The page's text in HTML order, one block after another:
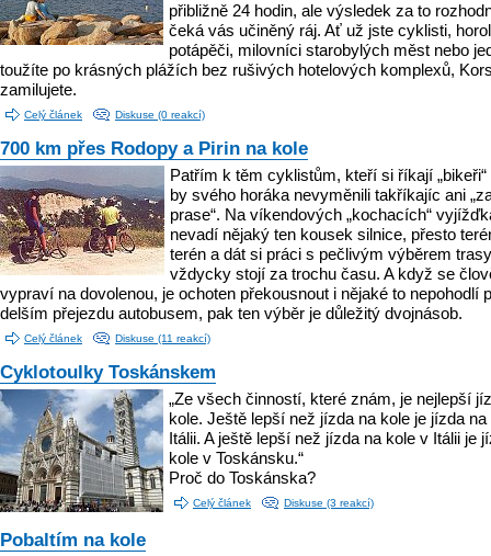
přibližně 24 hodin, ale výsledek za to
čeká vás učiněný ráj. Ať už jste cyklisti,
potápěči, milovníci starobylých měst nebo
toužíte po krásných plážích bez rušivých hotelových komplexů,
zamilujete.
Celý článek Diskuse (0 reakcí)
700 km přes Rodopy a Pirin na kole
Patřím k těm cyklistům, kteří si říkají
by svého horáka nevyměnili takříkajíc ani
prase“. Na víkendových „kochacích“
nevadí nějaký ten kousek silnice, přesto
terén a dát si práci s pečlivým výběrem trasy
vždycky stojí za trochu času. A když se
vypraví na dovolenou, je ochoten překousnout i nějaké to nepohodlí
delším přejezdu autobusem, pak ten výběr je důležitý dvojnásob.
Celý článek Diskuse (11 reakcí)
Cyklotoulky Toskánskem
„Ze všech činností, které znám, je nejlepší
kole. Ještě lepší než jízda na kole je jízda na
Itálii. A ještě lepší než jízda na kole v Itálii je
kole v Toskánsku.“
Proč do Toskánska?
Celý článek Diskuse (3 reakcí)
Pobaltím na kole